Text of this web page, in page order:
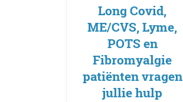
Long Covid,
ME/CVS, Lyme,
POTS en
Fibromyalgie
patiënten vragen
jullie hulp